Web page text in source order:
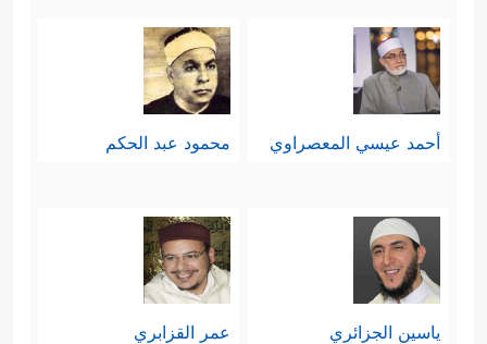
أحمد عيسي المعصراوي محمود عبد الحكم
ياسين الجزائري عمر القزابري